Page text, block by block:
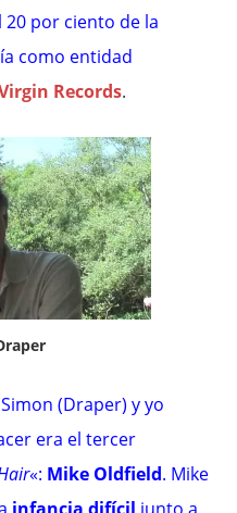
por ciento de la
como entidad
Records.
(Draper) y yo
era el tercer
«: Mike Oldfield. Mike